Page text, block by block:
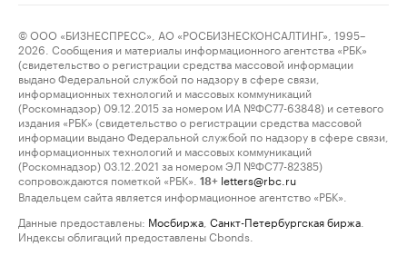
© ООО «БИЗНЕСПРЕСС», АО «РОСБИЗНЕСКОНСАЛТИНГ», 1995–
2026. Сообщения и материалы информационного агентства «РБК»
(свидетельство о регистрации средства массовой информации
выдано Федеральной службой по надзору в сфере связи,
информационных технологий и массовых коммуникаций
(Роскомнадзор) 09.12.2015 за номером ИА №ФС77-63848) и сетевого
издания «РБК» (свидетельство о регистрации средства массовой
информации выдано Федеральной службой по надзору в сфере связи,
информационных технологий и массовых коммуникаций
(Роскомнадзор) 03.12.2021 за номером ЭЛ №ФС77-82385)
сопровождаются пометкой «РБК».
18+ letters@rbc.ru
Владельцем сайта является информационное агентство «РБК».
Данные предоставлены: Мосбиржа Санкт-Петербургская биржа
Индексы облигаций предоставлены Cbonds.